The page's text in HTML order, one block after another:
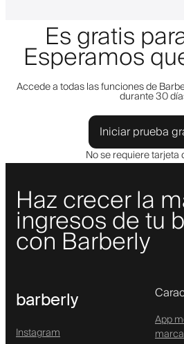
Es gratis
Esperamos
Accede a todas las funciones de
durante 30
Iniciar prueba
No se requiere tarjeta
Haz crecer la
ingresos de tu
con Barberly
barberly
Instagram
App
marca